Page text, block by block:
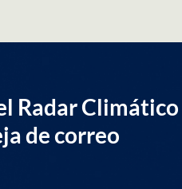
Radar Climático
de correo